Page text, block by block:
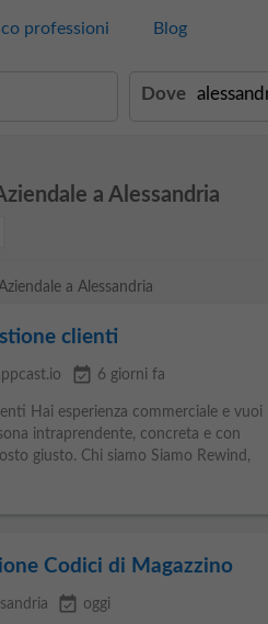
professioni Blog
Dove
a Alessandria
a Alessandria
clienti
event_available 6 giorni fa
Hai esperienza commerciale e vuoi
intraprendente, concreta e con
giusto. Chi siamo Siamo Rewind,
Codici di Magazzino
event_available oggi